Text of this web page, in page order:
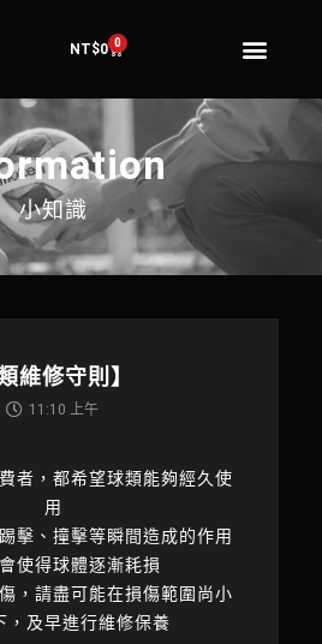
NT$0 0
小知識
維修守則】
11:10 上午
者，都希望球類能夠經久使
用
擊、撞擊等瞬間造成的作用
使得球體逐漸耗損
，請盡可能在損傷範圍尚小
，及早進行維修保養